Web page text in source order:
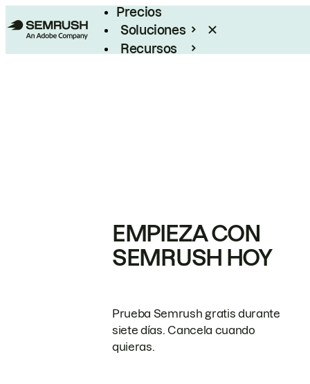
Precios
Soluciones
Recursos
EMPIEZA CON
SEMRUSH HOY
Prueba Semrush gratis durante
siete días. Cancela cuando
quieras.